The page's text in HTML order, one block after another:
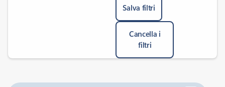
Salva filtri
Cancella i
filtri